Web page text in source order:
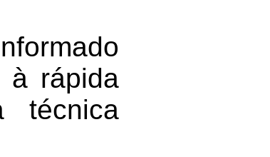
à rápida
técnica